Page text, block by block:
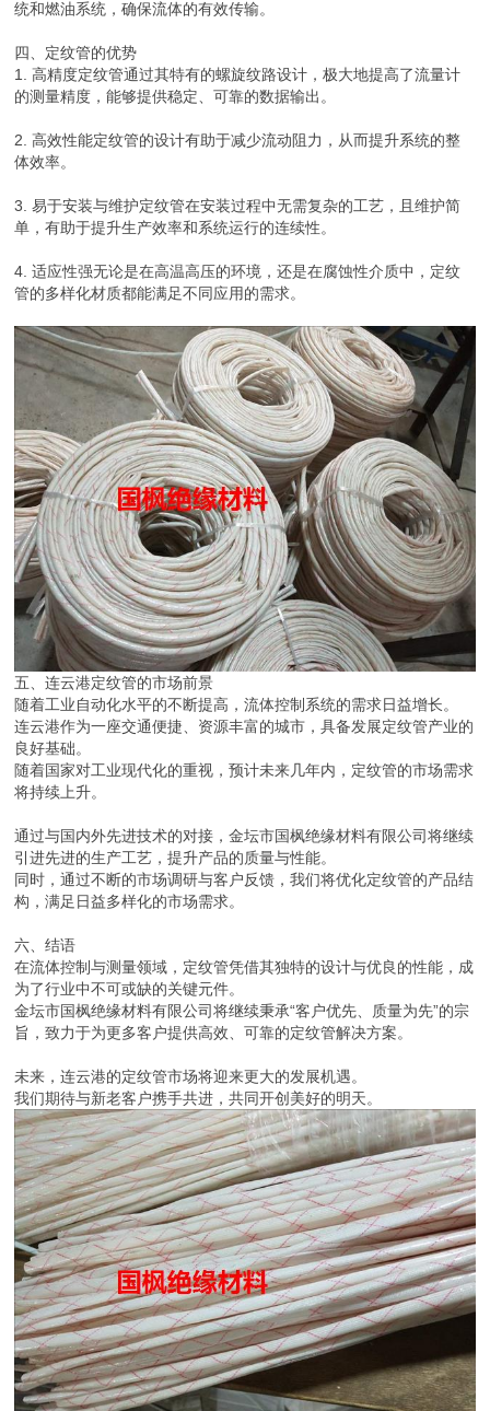
统和燃油系统，确保流体的有效传输。
四、定纹管的优势
1. 高精度定纹管通过其特有的螺旋纹路设计，极大地提高了流量计
的测量精度，能够提供稳定、可靠的数据输出。
2. 高效性能定纹管的设计有助于减少流动阻力，从而提升系统的整
体效率。
3. 易于安装与维护定纹管在安装过程中无需复杂的工艺，且维护简
单，有助于提升生产效率和系统运行的连续性。
4. 适应性强无论是在高温高压的环境，还是在腐蚀性介质中，定纹
管的多样化材质都能满足不同应用的需求。
五、连云港定纹管的市场前景
随着工业自动化水平的不断提高，流体控制系统的需求日益增长。
连云港作为一座交通便捷、资源丰富的城市，具备发展定纹管产业的
良好基础。
随着国家对工业现代化的重视，预计未来几年内，定纹管的市场需求
将持续上升。
通过与国内外先进技术的对接，金坛市国枫绝缘材料有限公司将继续
引进先进的生产工艺，提升产品的质量与性能。
同时，通过不断的市场调研与客户反馈，我们将优化定纹管的产品结
构，满足日益多样化的市场需求。
六、结语
在流体控制与测量领域，定纹管凭借其独特的设计与优良的性能，成
为了行业中不可或缺的关键元件。
金坛市国枫绝缘材料有限公司将继续秉承“客户优先、质量为先”的宗
旨，致力于为更多客户提供高效、可靠的定纹管解决方案。
未来，连云港的定纹管市场将迎来更大的发展机遇。
我们期待与新老客户携手共进，共同开创美好的明天。